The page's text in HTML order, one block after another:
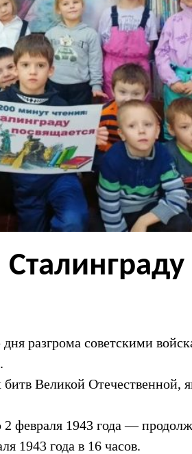
дня разгрома советскими
Великой Отечественной,
февраля 1943 года —
1943 года в 16 часов.